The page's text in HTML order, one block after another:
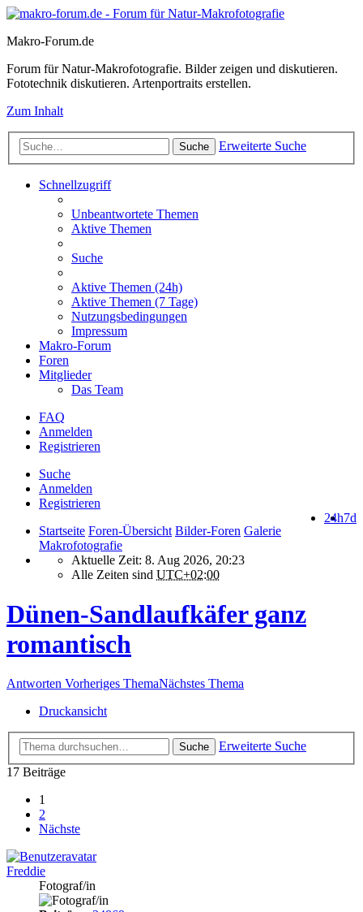
Makro-Forum.de
Forum für Natur-Makrofotografie. Bilder zeigen und diskutieren.
Fototechnik diskutieren. Artenportraits erstellen.
Zum Inhalt
Suche Erweiterte Suche
Schnellzugriff
Unbeantwortete Themen
Aktive Themen
Suche
Aktive Themen (24h)
Aktive Themen (7 Tage)
Nutzungsbedingungen
Impressum
Makro-Forum
Foren
Mitglieder
Das Team
FAQ
Anmelden
Registrieren
Suche
Anmelden
Registrieren
7d
24h
Startseite Foren-Übersicht Bilder-Foren Galerie
Makrofotografie
Aktuelle Zeit: 8. Aug 2026, 20:23
Alle Zeiten sind UTC+02:00
Dünen-Sandlaufkäfer ganz
romantisch
Antworten Vorheriges ThemaNächstes Thema
Druckansicht
Suche
Erweiterte Suche
17 Beiträge
1
2
Nächste
Freddie
Fotograf/in